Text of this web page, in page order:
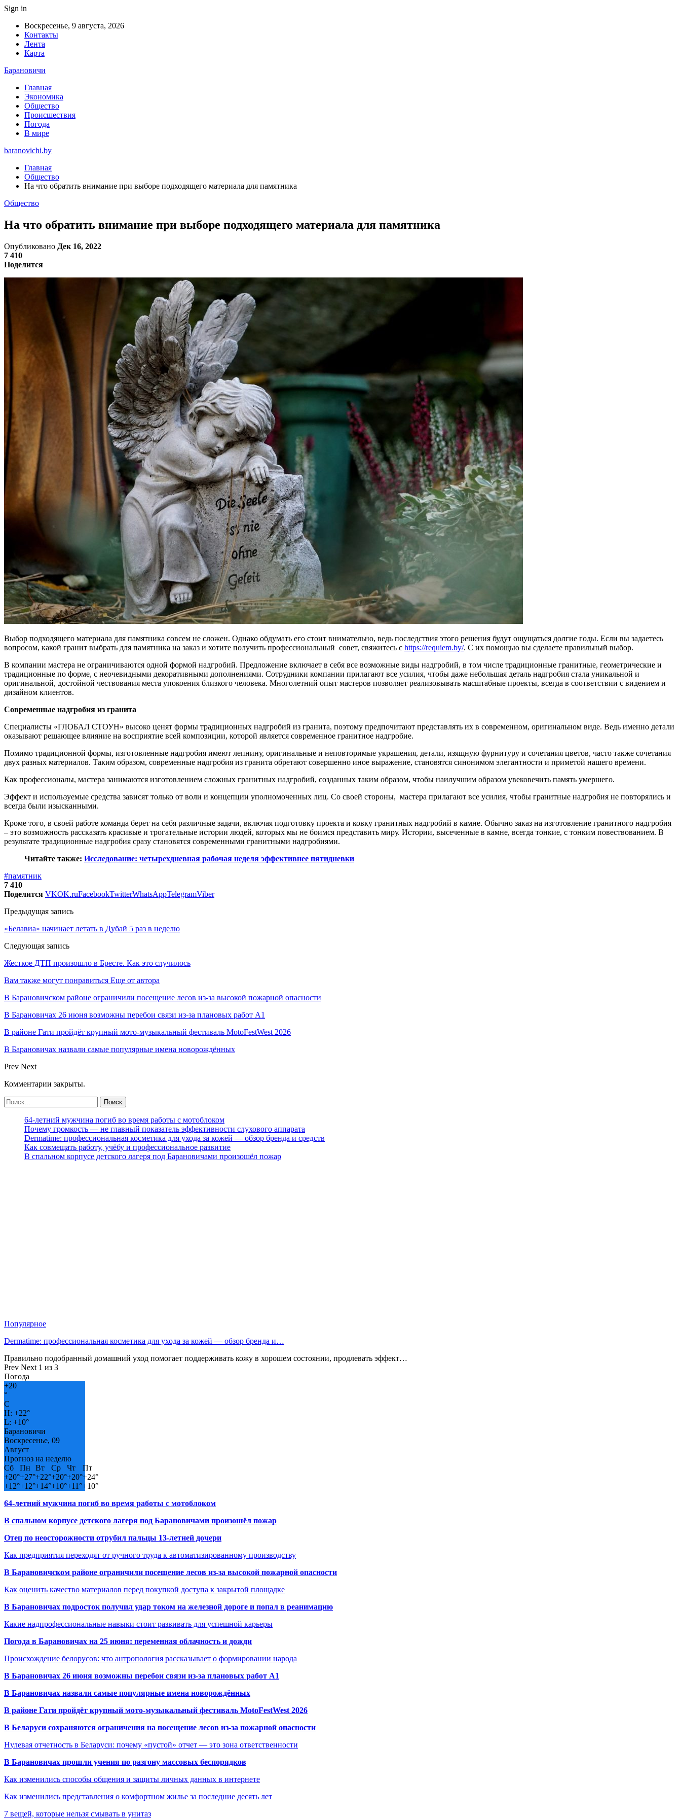
Sign in
Воскресенье, 9 августа, 2026
Контакты
Лента
Карта
Барановичи
Главная
Экономика
Общество
Происшествия
Погода
В мире
baranovichi.by
Главная
Общество
На что обратить внимание при выборе подходящего материала для памятника
Общество
На что обратить внимание при выборе подходящего материала для памятника
Опубликовано Дек 16, 2022
7 410
Поделится
Выбор подходящего материала для памятника совсем не сложен. Однако обдумать его стоит внимательно, ведь последствия этого решения будут ощущаться долгие годы. Если вы задаетесь
вопросом, какой гранит выбрать для памятника на заказ и хотите получить профессиональный совет, свяжитесь с https://requiem.by/. С их помощью вы сделаете правильный выбор.
В компании мастера не ограничиваются одной формой надгробий. Предложение включает в себя все возможные виды надгробий, в том числе традиционные гранитные, геометрические и
традиционные по форме, с неочевидными декоративными дополнениями. Сотрудники компании прилагают все усилия, чтобы даже небольшая деталь надгробия стала уникальной и
оригинальной, достойной чествования места упокоения близкого человека. Многолетний опыт мастеров позволяет реализовывать масштабные проекты, всегда в соответствии с видением и
дизайном клиентов.
Современные надгробия из гранита
Специалисты «ГЛОБАЛ СТОУН» высоко ценят формы традиционных надгробий из гранита, поэтому предпочитают представлять их в современном, оригинальном виде. Ведь именно детали
оказывают решающее влияние на восприятие всей композиции, которой является современное гранитное надгробие.
Помимо традиционной формы, изготовленные надгробия имеют лепнину, оригинальные и неповторимые украшения, детали, изящную фурнитуру и сочетания цветов, часто также сочетания
двух разных материалов. Таким образом, современные надгробия из гранита обретают совершенно иное выражение, становятся синонимом элегантности и приметой нашего времени.
Как профессионалы, мастера занимаются изготовлением сложных гранитных надгробий, созданных таким образом, чтобы наилучшим образом увековечить память умершего.
Эффект и используемые средства зависят только от воли и концепции уполномоченных лиц. Со своей стороны, мастера прилагают все усилия, чтобы гранитные надгробия не повторялись и
всегда были изысканными.
Кроме того, в своей работе команда берет на себя различные задачи, включая подготовку проекта и ковку гранитных надгробий в камне. Обычно заказ на изготовление гранитного надгробия
– это возможность рассказать красивые и трогательные истории людей, которых мы не боимся представить миру. Истории, высеченные в камне, всегда тонкие, с тонким повествованием. В
результате традиционные надгробия сразу становятся современными гранитными надгробиями.
Читайте также: Исследование: четырехдневная рабочая неделя эффективнее пятидневки
#памятник
7 410
Поделится VKOK.ruFacebookTwitterWhatsAppTelegramViber
Предыдущая запись
«Белавиа» начинает летать в Дубай 5 раз в неделю
Следующая запись
Жесткое ДТП произошло в Бресте. Как это случилось
Вам также могут понравиться Еще от автора
В Барановичском районе ограничили посещение лесов из-за высокой пожарной опасности
В Барановичах 26 июня возможны перебои связи из-за плановых работ A1
В районе Гати пройдёт крупный мото-музыкальный фестиваль MotoFestWest 2026
В Барановичах назвали самые популярные имена новорождённых
Prev Next
Комментарии закрыты.
64-летний мужчина погиб во время работы с мотоблоком
Почему громкость — не главный показатель эффективности слухового аппарата
Dermatime: профессиональная косметика для ухода за кожей — обзор бренда и средств
Как совмещать работу, учёбу и профессиональное развитие
В спальном корпусе детского лагеря под Барановичами произошёл пожар
Популярное
Dermatime: профессиональная косметика для ухода за кожей — обзор бренда и…
Правильно подобранный домашний уход помогает поддерживать кожу в хорошем состоянии, продлевать эффект…
Prev Next 1 из 3
Погода
+20
°
C
H: +22°
L: +10°
Барановичи
Воскресенье, 09
Август
Прогноз на неделю
Сб
Пн Вт Ср Чт
Пт
+20°+27°+22°+20°+20°+24°
+12°+12°+14°+10°+11°+10°
64-летний мужчина погиб во время работы с мотоблоком
В спальном корпусе детского лагеря под Барановичами произошёл пожар
Отец по неосторожности отрубил пальцы 13-летней дочери
Как предприятия переходят от ручного труда к автоматизированному производству
В Барановичском районе ограничили посещение лесов из-за высокой пожарной опасности
Как оценить качество материалов перед покупкой доступа к закрытой площадке
В Барановичах подросток получил удар током на железной дороге и попал в реанимацию
Какие надпрофессиональные навыки стоит развивать для успешной карьеры
Погода в Барановичах на 25 июня: переменная облачность и дожди
Происхождение белорусов: что антропология рассказывает о формировании народа
В Барановичах 26 июня возможны перебои связи из-за плановых работ A1
В Барановичах назвали самые популярные имена новорождённых
В районе Гати пройдёт крупный мото-музыкальный фестиваль MotoFestWest 2026
В Беларуси сохраняются ограничения на посещение лесов из-за пожарной опасности
Нулевая отчетность в Беларуси: почему «пустой» отчет — это зона ответственности
В Барановичах прошли учения по разгону массовых беспорядков
Как изменились способы общения и защиты личных данных в интернете
Как изменились представления о комфортном жилье за последние десять лет
7 вещей, которые нельзя смывать в унитаз